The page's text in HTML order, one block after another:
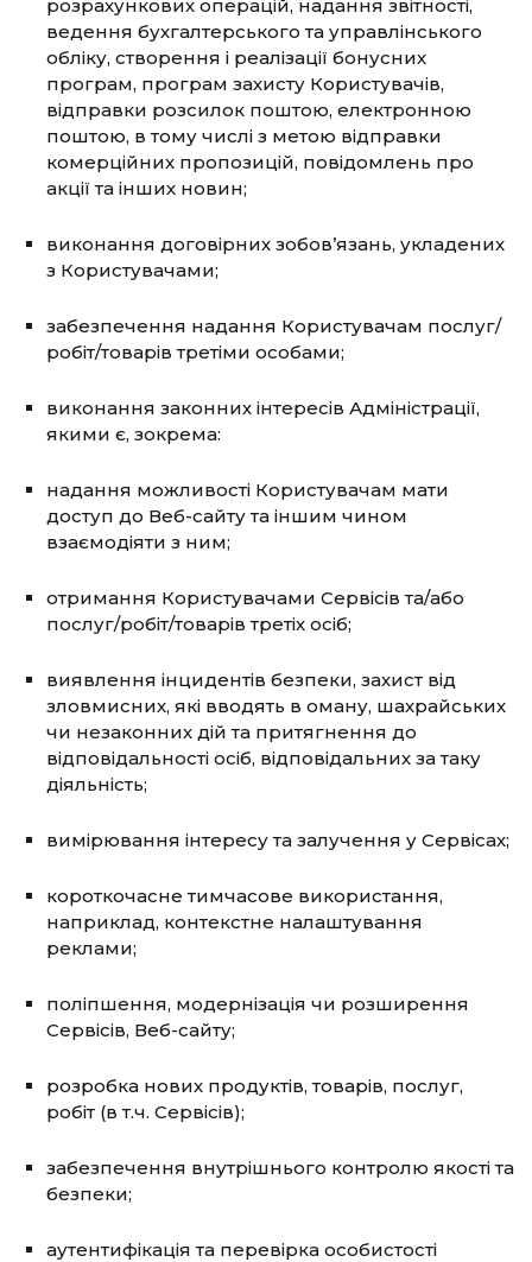
розрахункових операцій, надання звітності,
ведення бухгалтерського та управлінського
обліку, створення і реалізації бонусних
програм, програм захисту Користувачів,
відправки розсилок поштою, електронною
поштою, в тому числі з метою відправки
комерційних пропозицій, повідомлень про
акції та інших новин;
виконання договірних зобов’язань, укладених
з Користувачами;
забезпечення надання Користувачам послуг/
робіт/товарів третіми особами;
виконання законних інтересів Адміністрації,
якими є, зокрема:
надання можливості Користувачам мати
доступ до Веб-сайту та іншим чином
взаємодіяти з ним;
отримання Користувачами Сервісів та/або
послуг/робіт/товарів третіх осіб;
виявлення інцидентів безпеки, захист від
зловмисних, які вводять в оману, шахрайських
чи незаконних дій та притягнення до
відповідальності осіб, відповідальних за таку
діяльність;
вимірювання інтересу та залучення у Сервісах;
короткочасне тимчасове використання,
наприклад, контекстне налаштування
реклами;
поліпшення, модернізація чи розширення
Сервісів, Веб-сайту;
розробка нових продуктів, товарів, послуг,
робіт (в т.ч. Сервісів);
забезпечення внутрішнього контролю якості та
безпеки;
аутентифікація та перевірка особистості